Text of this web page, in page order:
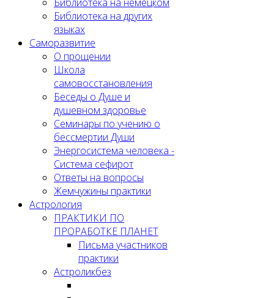
Библиотека на других
языках
Саморазвитие
О прощении
Школа
самовосстановления
Беседы о Душе и
душевном здоровье
Семинары по учению о
бессмертии Души
Энергосистема человека -
Система сефирот
Ответы на вопросы
Жемчужины практики
Астрология
ПРАКТИКИ ПО
ПРОРАБОТКЕ ПЛАНЕТ
Письма участников
практики
Астроликбез